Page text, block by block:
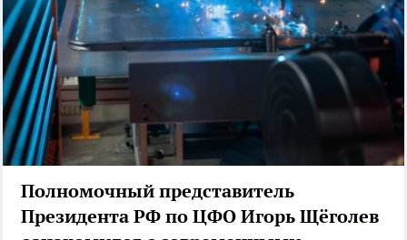
Полномочный представитель
Президента РФ по ЦФО Игорь Щёголев